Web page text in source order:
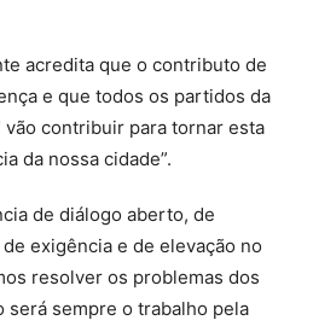
acredita que o contributo de
e que todos os partidos da
vão contribuir para tornar esta
da nossa cidade”.
de diálogo aberto, de
exigência e de elevação no
resolver os problemas dos
será sempre o trabalho pela